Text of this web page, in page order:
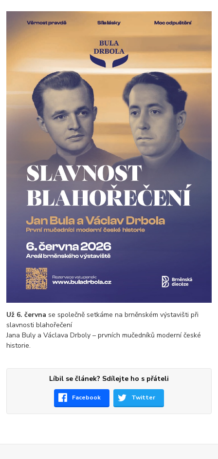
Už 6. června se společně setkáme na brněnském výstavišti při
slavnosti blahořečení
Jana Buly a Václava Drboly – prvních mučedníků moderní české
historie.
Líbil se článek? Sdílejte ho s přáteli
Facebook Twitter